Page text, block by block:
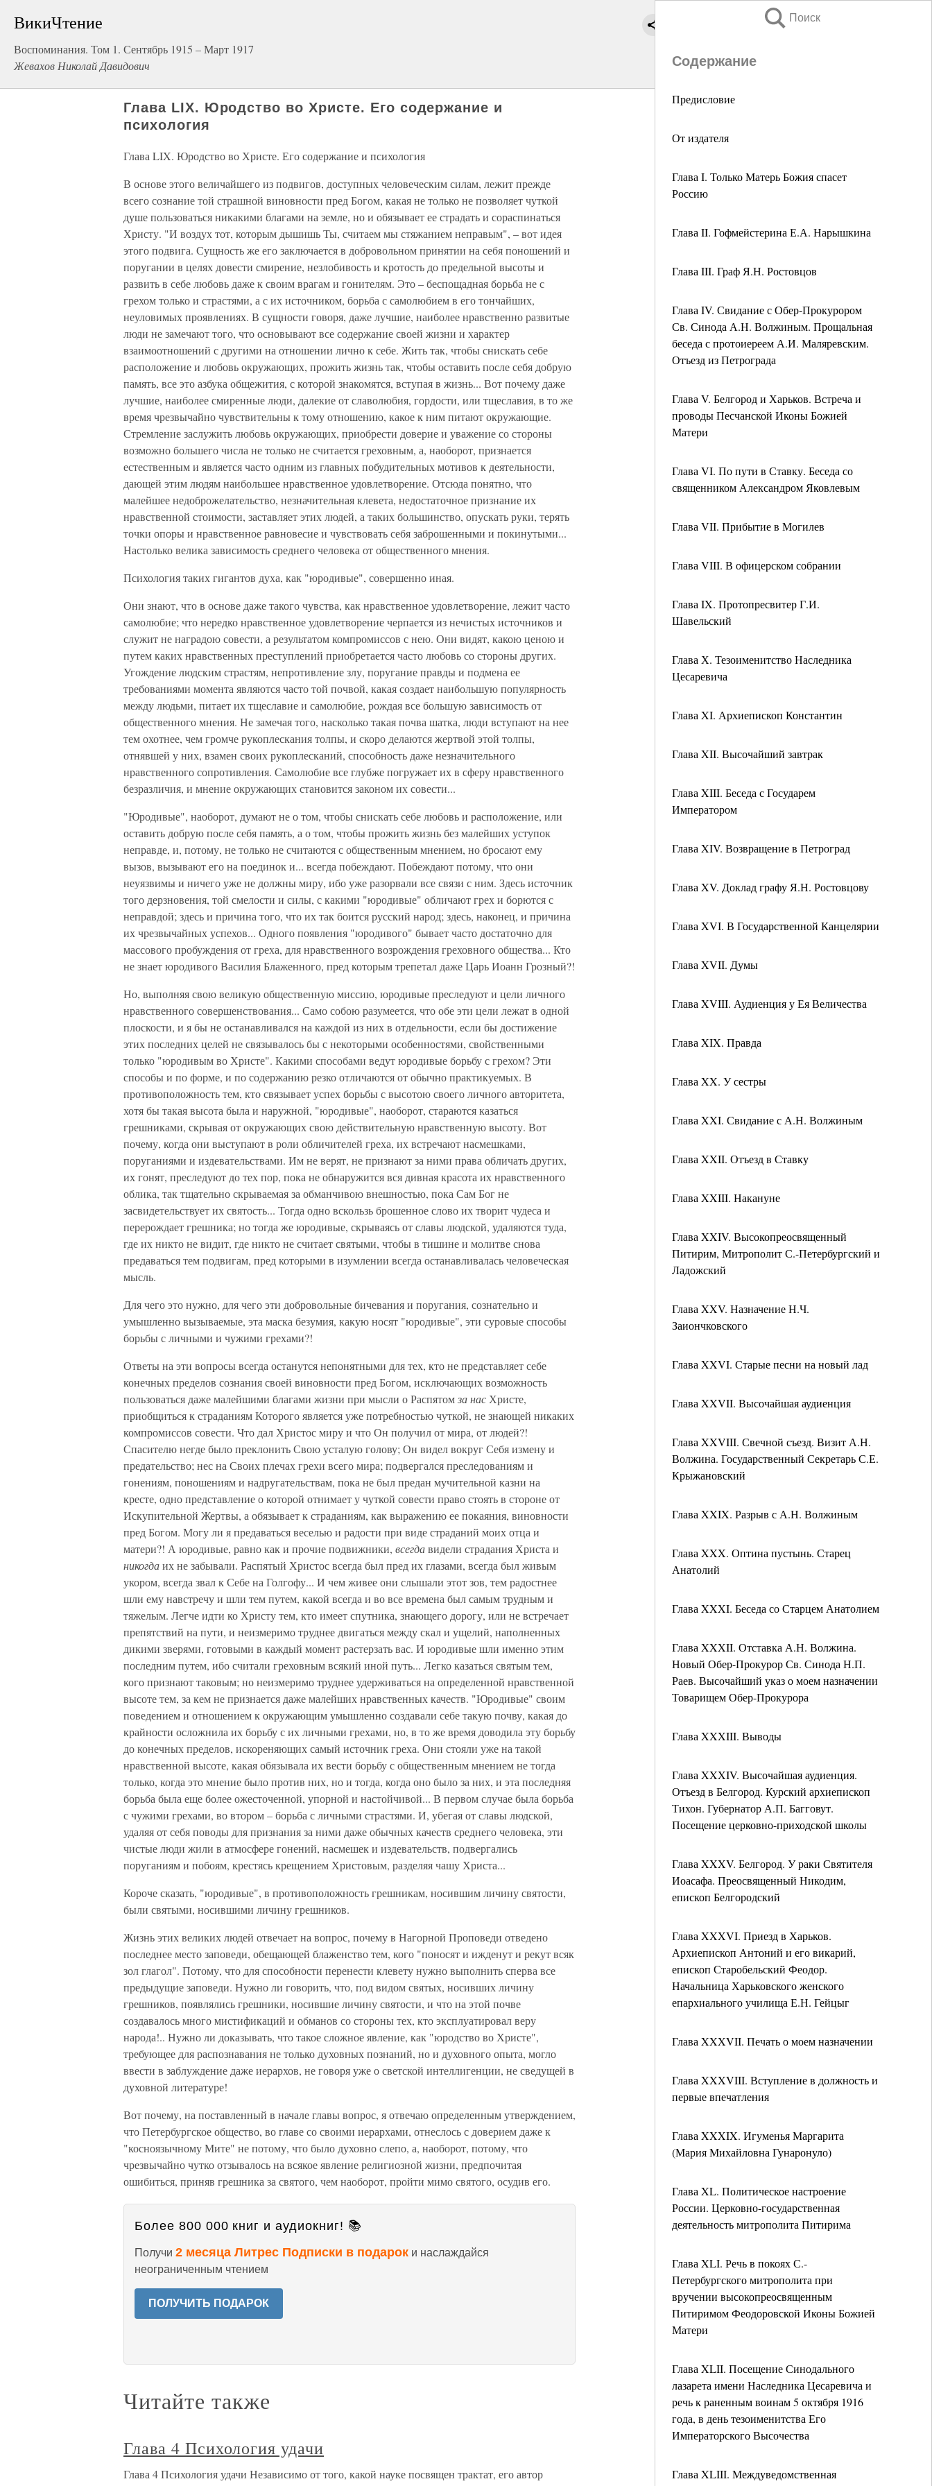
ВикиЧтение
Воспоминания. Том 1. Сентябрь 1915 – Март 1917
Жевахов Николай Давидович
Поиск
Содержание
Предисловие
От издателя
Глава I. Только Матерь Божия спасет
Россию
Глава II. Гофмейстерина Е.А. Нарышкина
Глава III. Граф Я.Н. Ростовцов
Глава IV. Свидание с Обер-Прокурором
Св. Синода А.Н. Волжиным. Прощальная
беседа с протоиереем А.И. Маляревским.
Отъезд из Петрограда
Глава V. Белгород и Харьков. Встреча и
проводы Песчанской Иконы Божией
Матери
Глава VI. По пути в Ставку. Беседа со
священником Александром Яковлевым
Глава VII. Прибытие в Могилев
Глава VIII. В офицерском собрании
Глава IX. Протопресвитер Г.И.
Шавельский
Глава Х. Тезоименитство Наследника
Цесаревича
Глава XI. Архиепископ Константин
Глава XII. Высочайший завтрак
Глава XIII. Беседа с Государем
Императором
Глава XIV. Возвращение в Петроград
Глава XV. Доклад графу Я.Н. Ростовцову
Глава XVI. В Государственной Канцелярии
Глава XVII. Думы
Глава XVIII. Аудиенция у Ея Величества
Глава XIX. Правда
Глава XX. У сестры
Глава XXI. Свидание с А.Н. Волжиным
Глава XXII. Отъезд в Ставку
Глава XXIII. Накануне
Глава XXIV. Высокопреосвященный
Питирим, Митрополит С.-Петербургский и
Ладожский
Глава XXV. Назначение Н.Ч.
Заиончковского
Глава XXVI. Старые песни на новый лад
Глава XXVII. Высочайшая аудиенция
Глава XXVIII. Свечной съезд. Визит А.Н.
Волжина. Государственный Секретарь С.Е.
Крыжановский
Глава XXIX. Разрыв с А.Н. Волжиным
Глава XXX. Оптина пустынь. Старец
Анатолий
Глава XXXI. Беседа со Старцем Анатолием
Глава XXXII. Отставка А.Н. Волжина.
Новый Обер-Прокурор Св. Синода Н.П.
Раев. Высочайший указ о моем назначении
Товарищем Обер-Прокурора
Глава XXXIII. Выводы
Глава XXXIV. Высочайшая аудиенция.
Отъезд в Белгород. Курский архиепископ
Тихон. Губернатор А.П. Багговут.
Посещение церковно-приходской школы
Глава XXXV. Белгород. У раки Святителя
Иоасафа. Преосвященный Никодим,
епископ Белгородский
Глава XXXVI. Приезд в Харьков.
Архиепископ Антоний и его викарий,
епископ Старобельский Феодор.
Начальница Харьковского женского
епархиального училища Е.Н. Гейцыг
Глава XXXVII. Печать о моем назначении
Глава XXXVIII. Вступление в должность и
первые впечатления
Глава XXXIX. Игуменья Маргарита
(Мария Михайловна Гунаронуло)
Глава XL. Политическое настроение
России. Церковно-государственная
деятельность митрополита Питирима
Глава XLI. Речь в покоях С.-
Петербургского митрополита при
вручении высокопреосвященным
Питиримом Феодоровской Иконы Божией
Матери
Глава XLII. Посещение Синодального
лазарета имени Наследника Цесаревича и
речь к раненным воинам 5 октября 1916
года, в день тезоименитства Его
Императорского Высочества
Глава XLIII. Междуведомственная
Глава LIX. Юродство во Христе. Его содержание и
психология
Глава LIX. Юродство во Христе. Его содержание и психология
В основе этого величайшего из подвигов, доступных человеческим силам, лежит прежде
всего сознание той страшной виновности пред Богом, какая не только не позволяет чуткой
душе пользоваться никакими благами на земле, но и обязывает ее страдать и сораспинаться
Христу. "И воздух тот, которым дышишь Ты, считаем мы стяжанием неправым", – вот идея
этого подвига. Сущность же его заключается в добровольном принятии на себя поношений и
поругании в целях довести смирение, незлобивость и кротость до предельной высоты и
развить в себе любовь даже к своим врагам и гонителям. Это – беспощадная борьба не с
грехом только и страстями, а с их источником, борьба с самолюбием в его тончайших,
неуловимых проявлениях. В сущности говоря, даже лучшие, наиболее нравственно развитые
люди не замечают того, что основывают все содержание своей жизни и характер
взаимоотношений с другими на отношении лично к себе. Жить так, чтобы снискать себе
расположение и любовь окружающих, прожить жизнь так, чтобы оставить после себя добрую
память, все это азбука общежития, с которой знакомятся, вступая в жизнь... Вот почему даже
лучшие, наиболее смиренные люди, далекие от славолюбия, гордости, или тщеславия, в то же
время чрезвычайно чувствительны к тому отношению, какое к ним питают окружающие.
Стремление заслужить любовь окружающих, приобрести доверие и уважение со стороны
возможно большего числа не только не считается греховным, а, наоборот, признается
естественным и является часто одним из главных побудительных мотивов к деятельности,
дающей этим людям наибольшее нравственное удовлетворение. Отсюда понятно, что
малейшее недоброжелательство, незначительная клевета, недостаточное признание их
нравственной стоимости, заставляет этих людей, а таких большинство, опускать руки, терять
точки опоры и нравственное равновесие и чувствовать себя заброшенными и покинутыми...
Настолько велика зависимость среднего человека от общественного мнения.
Психология таких гигантов духа, как "юродивые", совершенно иная.
Они знают, что в основе даже такого чувства, как нравственное удовлетворение, лежит часто
самолюбие; что нередко нравственное удовлетворение черпается из нечистых источников и
служит не наградою совести, а результатом компромиссов с нею. Они видят, какою ценою и
путем каких нравственных преступлений приобретается часто любовь со стороны других.
Угождение людским страстям, непротивление злу, поругание правды и подмена ее
требованиями момента являются часто той почвой, какая создает наибольшую популярность
между людьми, питает их тщеславие и самолюбие, рождая все большую зависимость от
общественного мнения. Не замечая того, насколько такая почва шатка, люди вступают на нее
тем охотнее, чем громче рукоплескания толпы, и скоро делаются жертвой этой толпы,
отнявшей у них, взамен своих рукоплесканий, способность даже незначительного
нравственного сопротивления. Самолюбие все глубже погружает их в сферу нравственного
безразличия, и мнение окружающих становится законом их совести...
"Юродивые", наоборот, думают не о том, чтобы снискать себе любовь и расположение, или
оставить добрую после себя память, а о том, чтобы прожить жизнь без малейших уступок
неправде, и, потому, не только не считаются с общественным мнением, но бросают ему
вызов, вызывают его на поединок и... всегда побеждают. Побеждают потому, что они
неуязвимы и ничего уже не должны миру, ибо уже разорвали все связи с ним. Здесь источник
того дерзновения, той смелости и силы, с какими "юродивые" обличают грех и борются с
неправдой; здесь и причина того, что их так боится русский народ; здесь, наконец, и причина
их чрезвычайных успехов... Одного появления "юродивого" бывает часто достаточно для
массового пробуждения от греха, для нравственного возрождения греховного общества... Кто
не знает юродивого Василия Блаженного, пред которым трепетал даже Царь Иоанн Грозный?!
Но, выполняя свою великую общественную миссию, юродивые преследуют и цели личного
нравственного совершенствования... Само собою разумеется, что обе эти цели лежат в одной
плоскости, и я бы не останавливался на каждой из них в отдельности, если бы достижение
этих последних целей не связывалось бы с некоторыми особенностями, свойственными
только "юродивым во Христе". Какими способами ведут юродивые борьбу с грехом? Эти
способы и по форме, и по содержанию резко отличаются от обычно практикуемых. В
противоположность тем, кто связывает успех борьбы с высотою своего личного авторитета,
хотя бы такая высота была и наружной, "юродивые", наоборот, стараются казаться
грешниками, скрывая от окружающих свою действительную нравственную высоту. Вот
почему, когда они выступают в роли обличителей греха, их встречают насмешками,
поруганиями и издевательствами. Им не верят, не признают за ними права обличать других,
их гонят, преследуют до тех пор, пока не обнаружится вся дивная красота их нравственного
облика, так тщательно скрываемая за обманчивою внешностью, пока Сам Бог не
засвидетельствует их святость... Тогда одно вскользь брошенное слово их творит чудеса и
перерождает грешника; но тогда же юродивые, скрываясь от славы людской, удаляются туда,
где их никто не видит, где никто не считает святыми, чтобы в тишине и молитве снова
предаваться тем подвигам, пред которыми в изумлении всегда останавливалась человеческая
мысль.
Для чего это нужно, для чего эти добровольные бичевания и поругания, сознательно и
умышленно вызываемые, эта маска безумия, какую носят "юродивые", эти суровые способы
борьбы с личными и чужими грехами?!
Ответы на эти вопросы всегда останутся непонятными для тех, кто не представляет себе
конечных пределов сознания своей виновности пред Богом, исключающих возможность
пользоваться даже малейшими благами жизни при мысли о Распятомза нас Христе,
приобщиться к страданиям Которого является уже потребностью чуткой, не знающей никаких
компромиссов совести. Что дал Христос миру и что Он получил от мира, от людей?!
Спасителю негде было преклонить Свою усталую голову; Он видел вокруг Себя измену и
предательство; нес на Своих плечах грехи всего мира; подвергался преследованиям и
гонениям, поношениям и надругательствам, пока не был предан мучительной казни на
кресте, одно представление о которой отнимает у чуткой совести право стоять в стороне от
Искупительной Жертвы, а обязывает к страданиям, как выражению ее покаяния, виновности
пред Богом. Могу ли я предаваться веселью и радости при виде страданий моих отца и
матери?! А юродивые, равно как и прочие подвижники, всегдавидели страдания Христа и
никогдаих не забывали. Распятый Христос всегда был пред их глазами, всегда был живым
укором, всегда звал к Себе на Голгофу... И чем живее они слышали этот зов, тем радостнее
шли ему навстречу и шли тем путем, какой всегда и во все времена был самым трудным и
тяжелым. Легче идти ко Христу тем, кто имеет спутника, знающего дорогу, или не встречает
препятствий на пути, и неизмеримо труднее двигаться между скал и ущелий, наполненных
дикими зверями, готовыми в каждый момент растерзать вас. И юродивые шли именно этим
последним путем, ибо считали греховным всякий иной путь... Легко казаться святым тем,
кого признают таковым; но неизмеримо труднее удерживаться на определенной нравственной
высоте тем, за кем не признается даже малейших нравственных качеств. "Юродивые" своим
поведением и отношением к окружающим умышленно создавали себе такую почву, какая до
крайности осложнила их борьбу с их личными грехами, но, в то же время доводила эту борьбу
до конечных пределов, искореняющих самый источник греха. Они стояли уже на такой
нравственной высоте, какая обязывала их вести борьбу с общественным мнением не тогда
только, когда это мнение было против них, но и тогда, когда оно было за них, и эта последняя
борьба была еще более ожесточенной, упорной и настойчивой... В первом случае была борьба
с чужими грехами, во втором – борьба с личными страстями. И, убегая от славы людской,
удаляя от себя поводы для признания за ними даже обычных качеств среднего человека, эти
чистые люди жили в атмосфере гонений, насмешек и издевательств, подвергались
поруганиям и побоям, крестясь крещением Христовым, разделяя чашу Христа...
Короче сказать, "юродивые", в противоположность грешникам, носившим личину святости,
были святыми, носившими личину грешников.
Жизнь этих великих людей отвечает на вопрос, почему в Нагорной Проповеди отведено
последнее место заповеди, обещающей блаженство тем, кого "поносят и ижденут и рекут всяк
зол глагол". Потому, что для способности перенести клевету нужно выполнить сперва все
предыдущие заповеди. Нужно ли говорить, что, под видом святых, носивших личину
грешников, появлялись грешники, носившие личину святости, и что на этой почве
создавалось много мистификаций и обманов со стороны тех, кто эксплуатировал веру
народа!.. Нужно ли доказывать, что такое сложное явление, как "юродство во Христе",
требующее для распознавания не только духовных познаний, но и духовного опыта, могло
ввести в заблуждение даже иерархов, не говоря уже о светской интеллигенции, не сведущей в
духовной литературе!
Вот почему, на поставленный в начале главы вопрос, я отвечаю определенным утверждением,
что Петербургское общество, во главе со своими иерархами, отнеслось с доверием даже к
"косноязычному Мите" не потому, что было духовно слепо, а, наоборот, потому, что
чрезвычайно чутко отзывалось на всякое явление религиозной жизни, предпочитая
ошибиться, приняв грешника за святого, чем наоборот, пройти мимо святого, осудив его.
Более 800 000 книг и аудиокниг! 📚
Получи 2 месяца Литрес Подписки в подарок и наслаждайся
неограниченным чтением
ПОЛУЧИТЬ ПОДАРОК
Читайте также
Глава 4 Психология удачи
Глава 4 Психология удачи Независимо от того, какой науке посвящен трактат, его автор